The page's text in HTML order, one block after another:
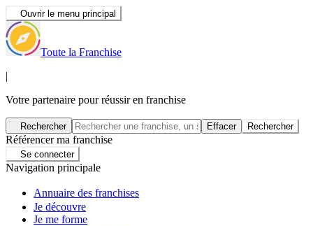
Ouvrir le menu principal
Toute la Franchise
|
Votre partenaire pour réussir en franchise
Rechercher Effacer Rechercher
Référencer ma franchise
Se connecter
Navigation principale
Annuaire des franchises
Je découvre
Je me forme